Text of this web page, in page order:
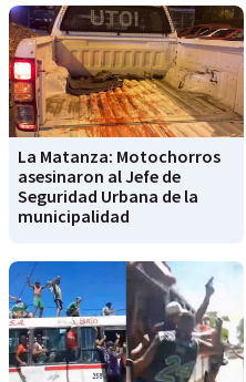
La Matanza: Motochorros
asesinaron al Jefe de
Seguridad Urbana de la
municipalidad